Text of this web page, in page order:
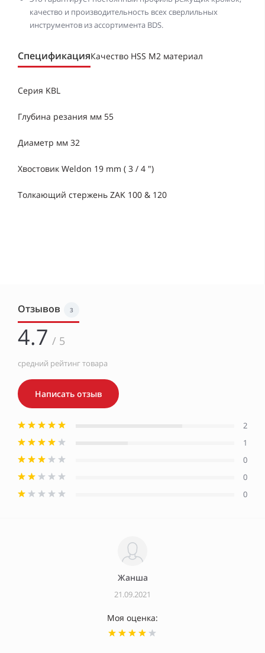
качество и производительность всех сверлильных
инструментов из ассортимента BDS.
СпецификацияКачество HSS M2 материал
Серия KBL
Глубина резания мм 55
Диаметр мм 32
Хвостовик Weldon 19 mm ( 3 / 4 ")
Толкающий стержень ZAK 100 & 120
Отзывов 3
4.7 / 5
средний рейтинг товара
Написать отзыв
2
1
0
0
0
Жанша
21.09.2021
Моя оценка: